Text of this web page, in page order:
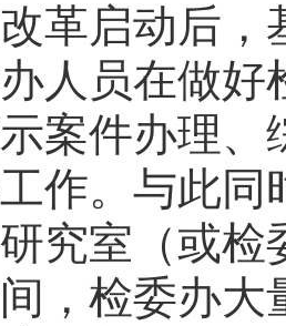
革启动后
人员在做
案件办理、
作。与此同
究室（或
，检委办